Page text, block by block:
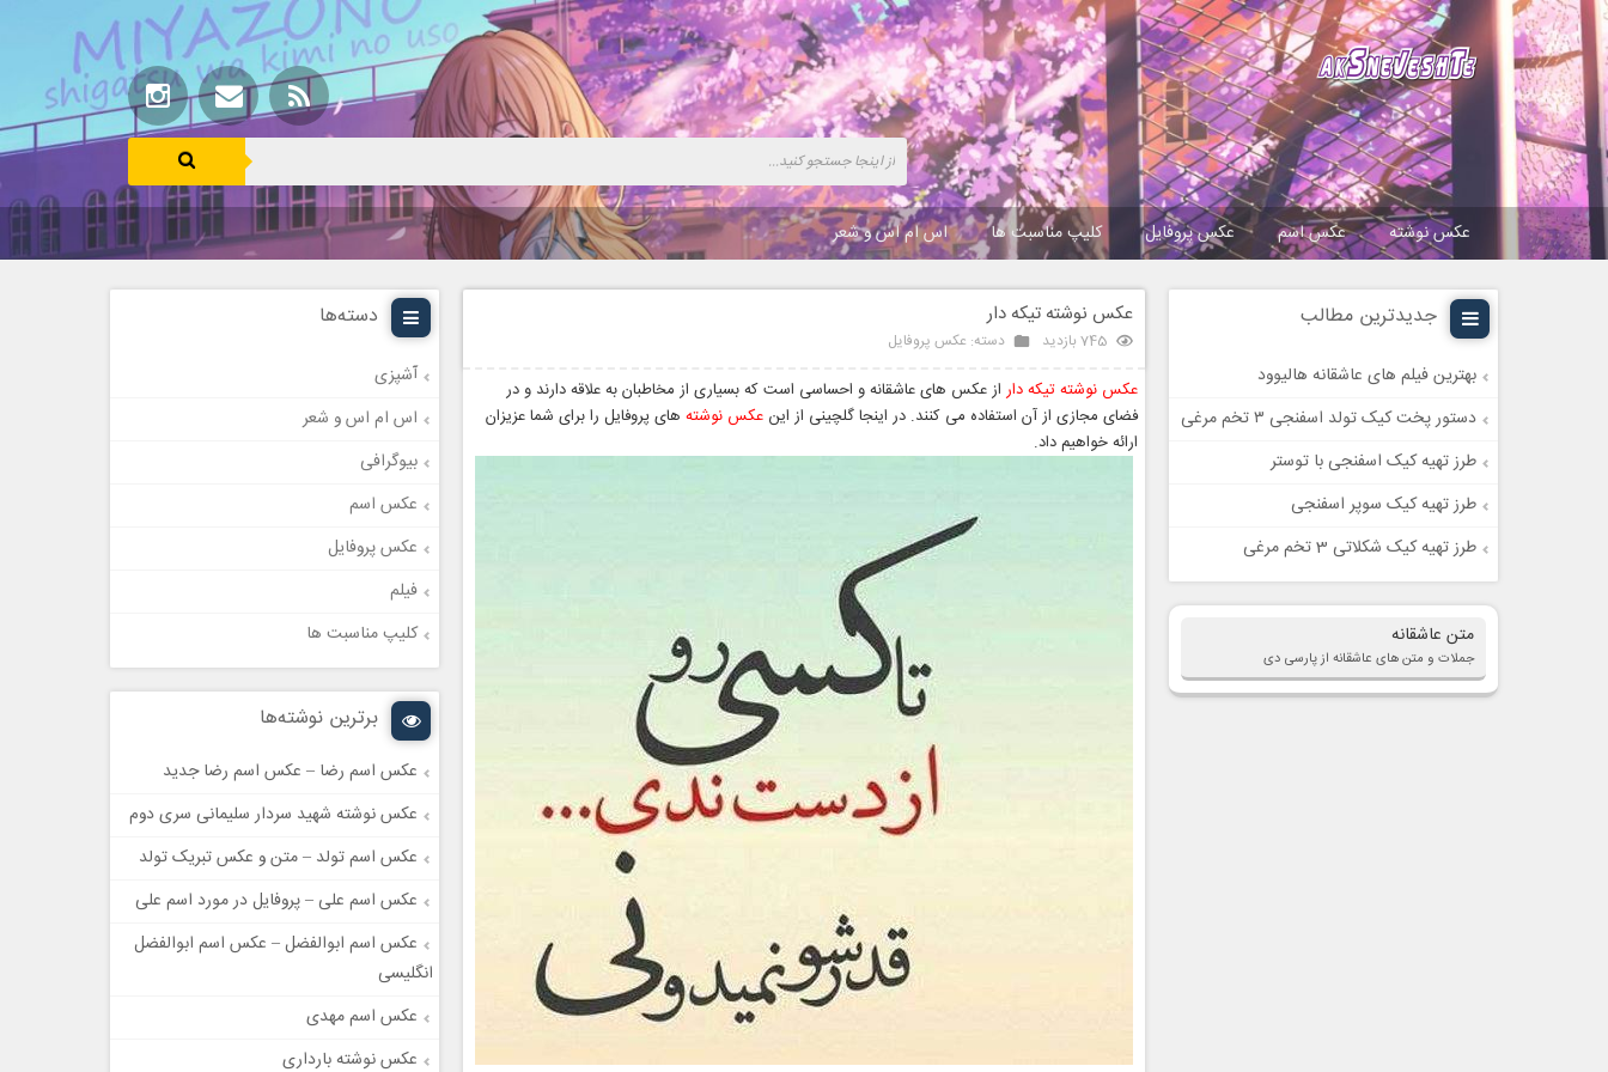
عکس نوشته عکس اسم عکس پروفایل کلیپ مناسبت ها اس ام اس و شعر
جدیدترین مطالب
بهترین فیلم های عاشقانه هالیوود
دستور پخت کیک تولد اسفنجی ۳ تخم مرغی
طرز تهیه کیک اسفنجی با توستر
طرز تهیه کیک سوپر اسفنجی
طرز تهیه کیک شکلاتی 3 تخم مرغی
متن عاشقانه
جملات و متن های عاشقانه از پارسی دی
عکس نوشته تیکه دار
745 بازدید دسته: عکس پروفایل
عکس نوشته تیکه دار از عکس های عاشقانه و احساسی است که بسیاری از مخاطبان به علاقه دارند و در
فضای مجازی از آن استفاده می کنند. در اینجا گلچینی از این عکس نوشته های پروفایل را برای شما عزیزان
ارائه خواهیم داد.
دسته‌ها
آشپزی
اس ام اس و شعر
بیوگرافی
عکس اسم
عکس پروفایل
فیلم
کلیپ مناسبت ها
برترین نوشته‌ها
عکس اسم رضا – عکس اسم رضا جدید
عکس نوشته شهید سردار سلیمانی سری دوم
عکس اسم تولد – متن و عکس تبریک تولد
عکس اسم علی – پروفایل در مورد اسم علی
عکس اسم ابوالفضل – عکس اسم ابوالفضل
انگلیسی
عکس اسم مهدی
عکس نوشته بارداری